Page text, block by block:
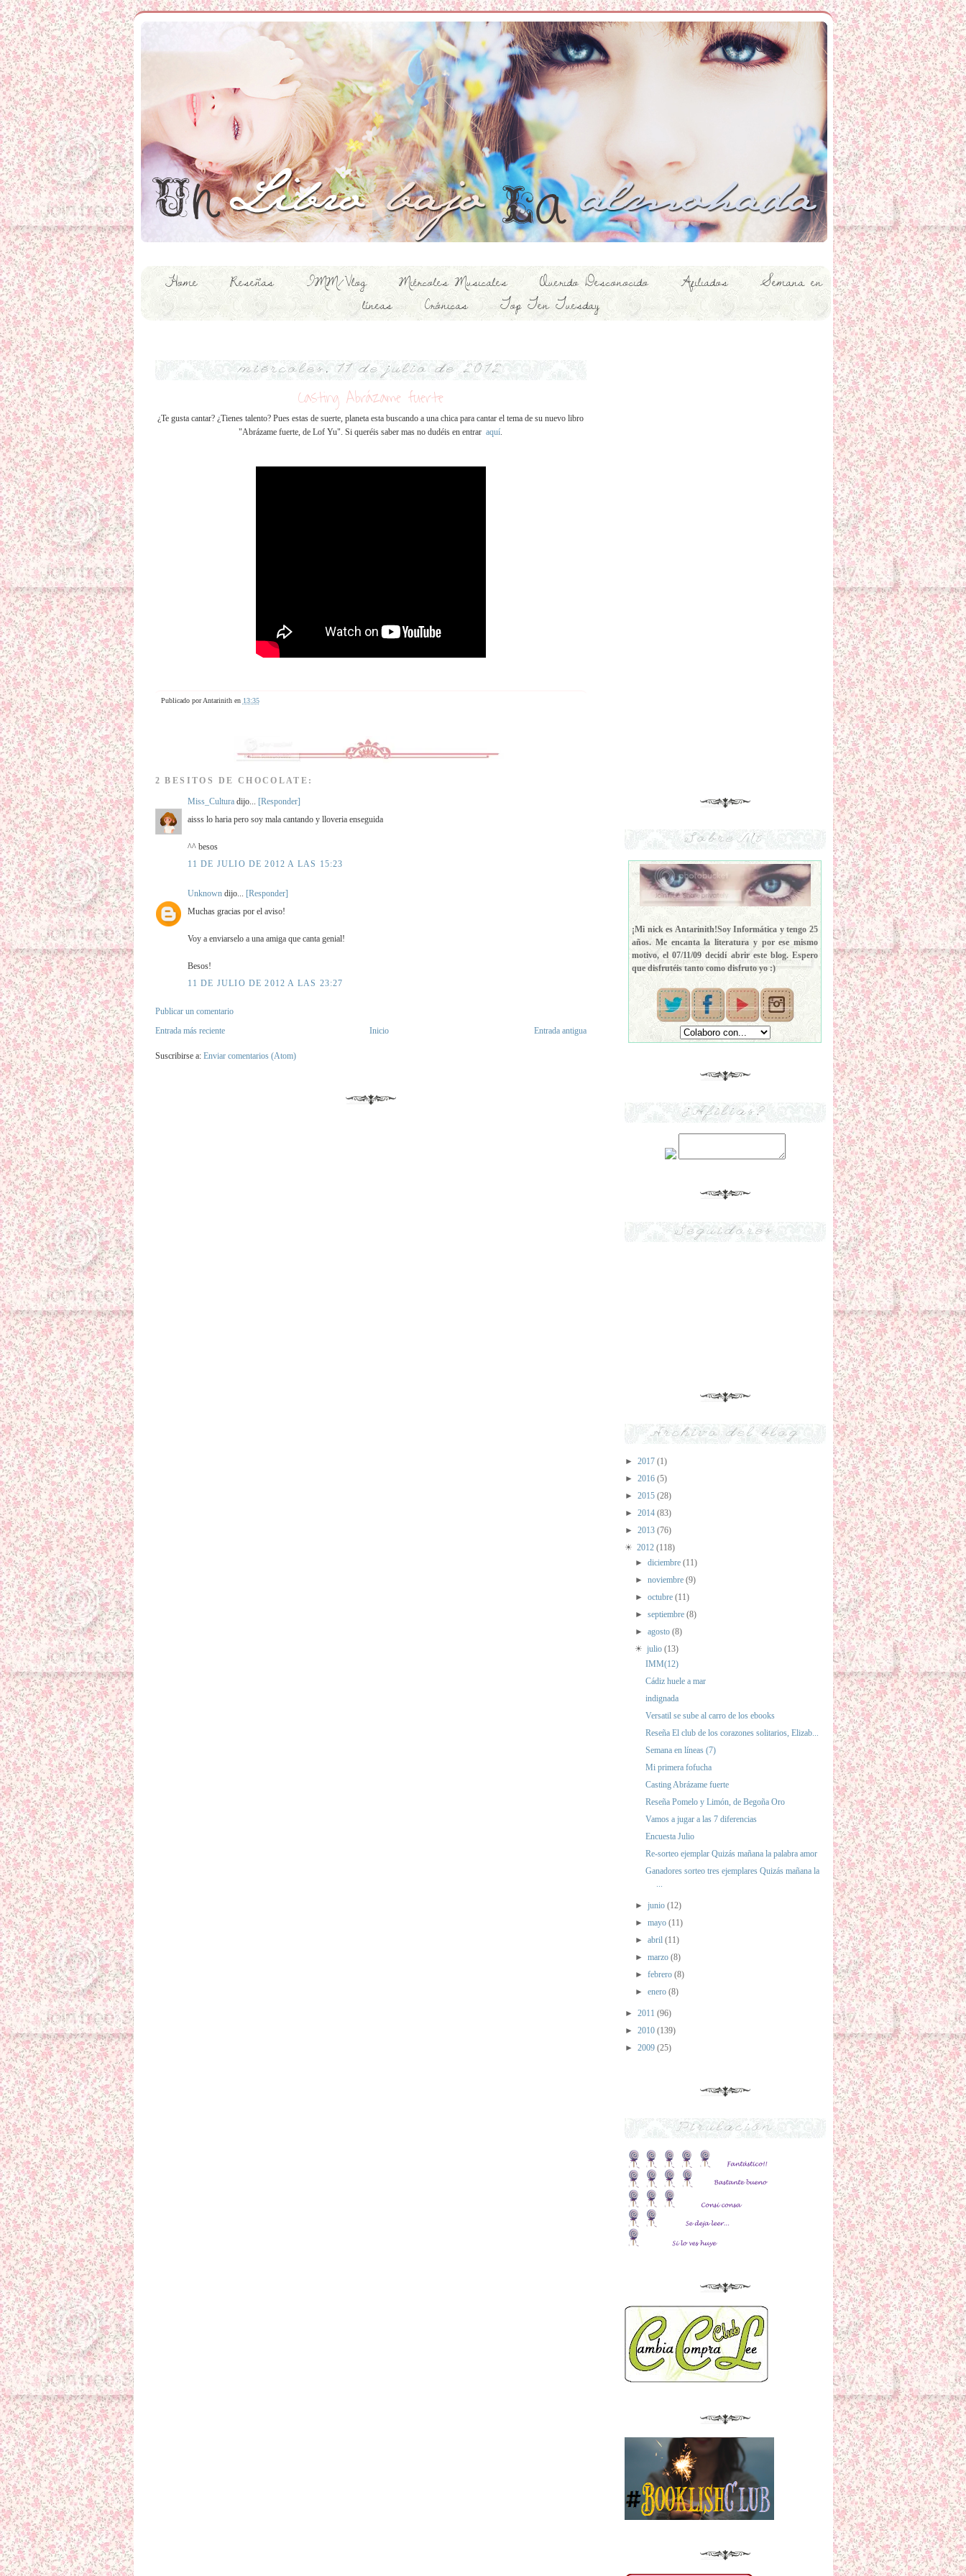
Home Reseñas IMM/Vlog Miércoles Musicales Querido Desconocido Afiliados
Semana en
líneas
Crónicas Top Ten Tuesday
miércoles, 11 de julio de 2012
Casting Abrázame fuerte
¿Te gusta cantar? ¿Tienes talento? Pues estas de suerte, planeta esta buscando a una chica para cantar el tema de su nuevo libro
"Abrázame fuerte, de Lof Yu". Si queréis saber mas no dudéis en entrar aquí.
Publicado porAntarinith en 13:35
2 BESITOS DE CHOCOLATE:
Miss_Culturadijo... [Responder]
aisss lo haria pero soy mala cantando y lloveria enseguida
^^ besos
11 DE JULIO DE 2012 A LAS 15:23
Unknowndijo... [Responder]
Muchas gracias por el aviso!
Voy a enviarselo a una amiga que canta genial!
Besos!
11 DE JULIO DE 2012 A LAS 23:27
Publicar un comentario
Entrada más reciente
Entrada antigua
Inicio
Suscribirse a: Enviar comentarios (Atom)
Sobre Mí
¡Mi nick es Antarinith!Soy Informática y tengo 25
años. Me encanta la literatura y por ese mismo
motivo, el 07/11/09 decidí abrir este blog. Espero
que disfrutéis tanto como disfruto yo :)
¿Afilias?
Seguidores
Archivo del blog
► 2017 (1)
► 2016 (5)
► 2015 (28)
► 2014 (83)
► 2013 (76)
☀ 2012 (118)
► diciembre (11)
► noviembre (9)
► octubre (11)
► septiembre (8)
► agosto (8)
☀ julio (13)
IMM(12)
Cádiz huele a mar
indignada
Versatil se sube al carro de los ebooks
Reseña El club de los corazones solitarios, Elizab...
Semana en líneas (7)
Mi primera fofucha
Casting Abrázame fuerte
Reseña Pomelo y Limón, de Begoña Oro
Vamos a jugar a las 7 diferencias
Encuesta Julio
Re-sorteo ejemplar Quizás mañana la palabra amor
Ganadores sorteo tres ejemplares Quizás mañana la
...
► junio (12)
► mayo (11)
► abril (11)
► marzo (8)
► febrero (8)
► enero (8)
► 2011 (96)
► 2010 (139)
► 2009 (25)
Pirulación